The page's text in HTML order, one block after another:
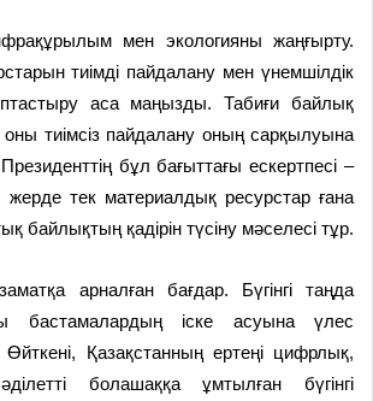
мен экологияны жаңғырту.
тиімді пайдалану мен үнемшілдік
аса маңызды. Табиғи байлық
тиімсіз пайдалану оның сарқылуына
Президенттің бұл бағыттағы ескертпесі –
тек материалдық ресурстар ғана
байлықтың қадірін түсіну мәселесі тұр.
арналған бағдар. Бүгінгі таңда
бастамалардың іске асуына үлес
Қазақстанның ертеңі цифрлық,
болашаққа ұмтылған бүгінгі